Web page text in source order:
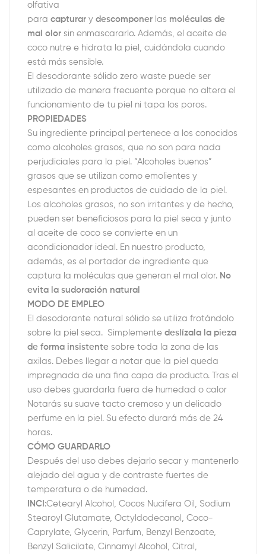
olfativa
para capturar y descomponer las moléculas de
mal olor sin enmascararlo. Además, el aceite de
coco nutre e hidrata la piel, cuidándola cuando
está más sensible.
El desodorante sólido zero waste puede ser
utilizado de manera frecuente porque no altera el
funcionamiento de tu piel ni tapa los poros.
PROPIEDADES
Su ingrediente principal pertenece a los conocidos
como alcoholes grasos, que no son para nada
perjudiciales para la piel. “Alcoholes buenos”
grasos que se utilizan como emolientes y
espesantes en productos de cuidado de la piel.
Los alcoholes grasos, no son irritantes y de hecho,
pueden ser beneficiosos para la piel seca y junto
al aceite de coco se convierte en un
acondicionador ideal. En nuestro producto,
además, es el portador de ingrediente que
captura la moléculas que generan el mal olor. No
evita la sudoración natural
MODO DE EMPLEO
El desodorante natural sólido se utiliza frotándolo
sobre la piel seca. Simplemente deslízala la pieza
de forma insistente sobre toda la zona de las
axilas. Debes llegar a notar que la piel queda
impregnada de una fina capa de producto. Tras el
uso debes guardarla fuera de humedad o calor
Notarás su suave tacto cremoso y un delicado
perfume en la piel. Su efecto durará más de 24
horas.
CÓMO GUARDARLO
Después del uso debes dejarlo secar y mantenerlo
alejado del agua y de contraste fuertes de
temperatura o de humedad.
INCI :Cetearyl Alcohol, Cocos Nucifera Oil, Sodium
Stearoyl Glutamate, Octyldodecanol, Coco-
Caprylate, Glycerin, Parfum, Benzyl Benzoate,
Benzyl Salicilate, Cinnamyl Alcohol, Citral,